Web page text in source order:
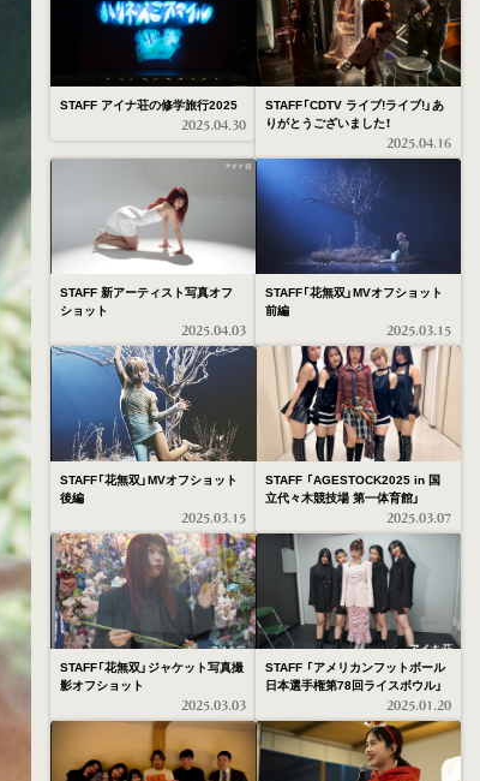
STAFF アイナ荘の修学旅行2025
2025.04.30
STAFF「CDTV ライブ!ライブ!」あ
りがとうございました！
2025.04.16
STAFF 新アーティスト写真オフ
ショット
2025.04.03
STAFF「花無双」MVオフショット
前編
2025.03.15
STAFF「花無双」MVオフショット
後編
2025.03.15
STAFF 「AGESTOCK2025 in 国
立代々木競技場 第一体育館」
2025.03.07
STAFF「花無双」ジャケット写真撮
影オフショット
2025.03.03
STAFF 「アメリカンフットボール
日本選手権第78回ライスボウル」
2025.01.20